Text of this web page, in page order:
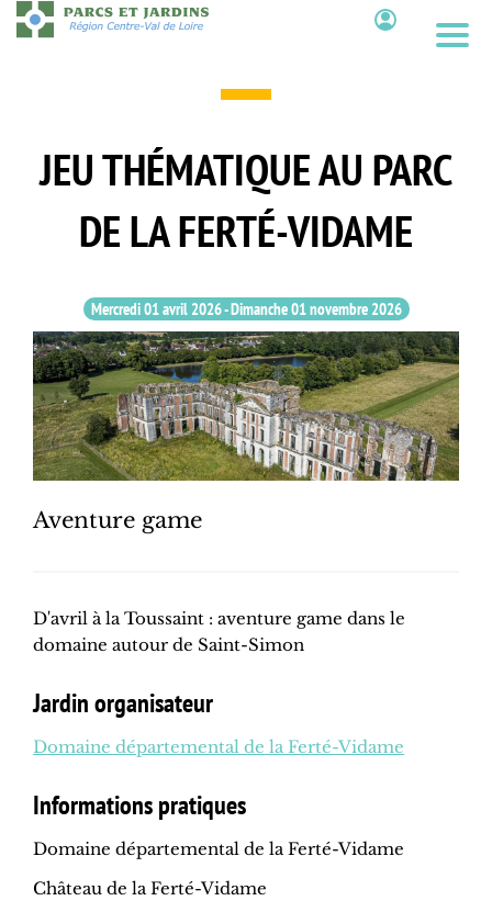
Aller
au
JEU THÉMATIQUE AU PARC
DE LA FERTÉ-VIDAME
Mercredi 01 avril 2026-Dimanche 01 novembre 2026
Aventure game
D'avril à la Toussaint : aventure game dans le
domaine autour de Saint-Simon
Jardin organisateur
Domaine départemental de la Ferté-Vidame
Informations pratiques
Domaine départemental de la Ferté-Vidame
Château de la Ferté-Vidame